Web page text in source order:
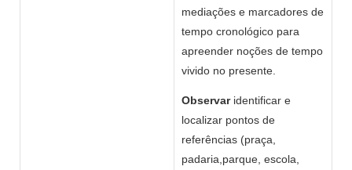
mediações e marcadores de
tempo cronológico para
apreender noções de tempo
vivido no presente.
Observaridentificar e
localizar pontos de
referências (praça,
padaria,parque, escola,